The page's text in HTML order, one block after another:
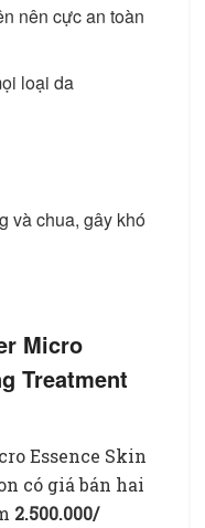
nên cực an toàn
loại da
và chua, gây khó
Micro
Treatment
Essence Skin
có giá bán hai
2.500.000/